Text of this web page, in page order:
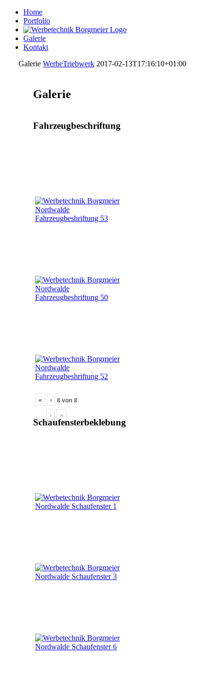
Home
Portfolio
Galerie
Kontakt
Galerie WerbeTriebwerk 2017-02-13T17:16:10+01:00
Galerie
Fahrzeugbeschriftung
« ‹ 8von8
›
»
Schaufensterbeklebung